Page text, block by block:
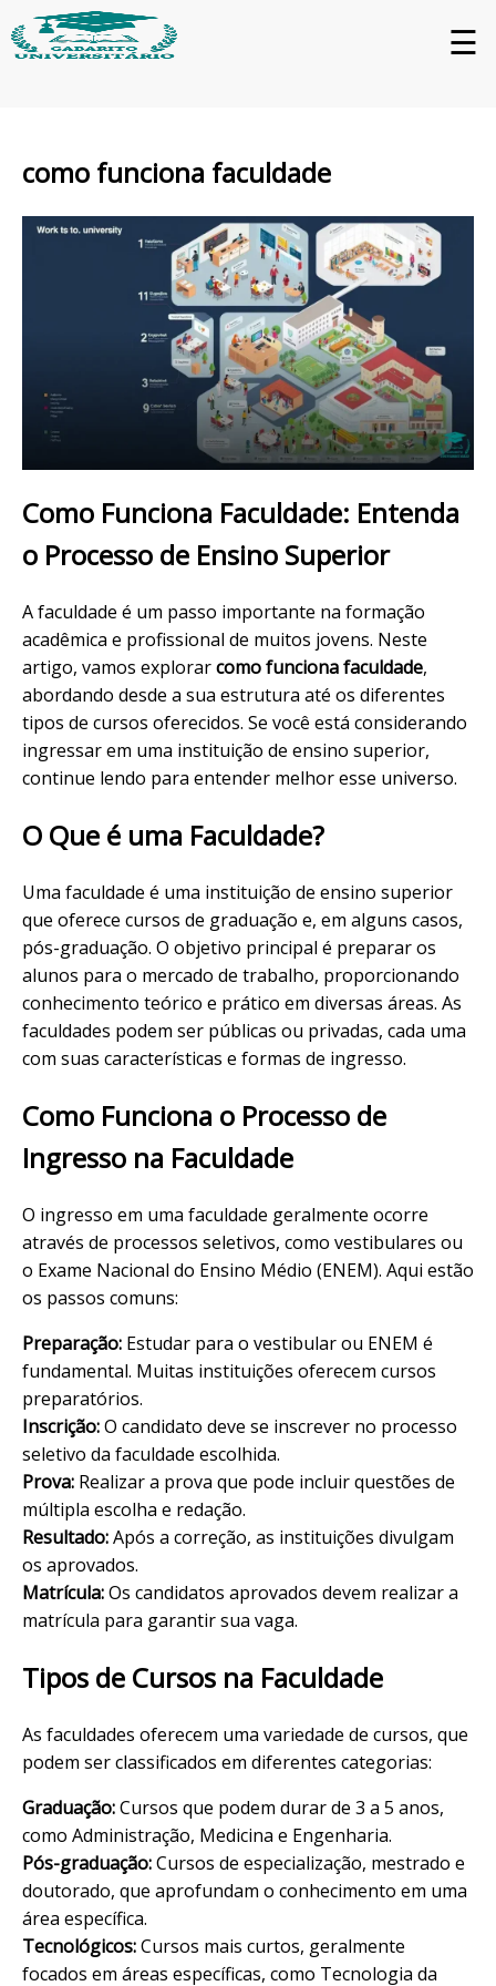
☰
como funciona faculdade
Como Funciona Faculdade: Entenda
o Processo de Ensino Superior
A faculdade é um passo importante na formação
acadêmica e profissional de muitos jovens. Neste
artigo, vamos explorarcomo funciona faculdade,
abordando desde a sua estrutura até os diferentes
tipos de cursos oferecidos. Se você está considerando
ingressar em uma instituição de ensino superior,
continue lendo para entender melhor esse universo.
O Que é uma Faculdade?
Uma faculdade é uma instituição de ensino superior
que oferece cursos de graduação e, em alguns casos,
pós-graduação. O objetivo principal é preparar os
alunos para o mercado de trabalho, proporcionando
conhecimento teórico e prático em diversas áreas. As
faculdades podem ser públicas ou privadas, cada uma
com suas características e formas de ingresso.
Como Funciona o Processo de
Ingresso na Faculdade
O ingresso em uma faculdade geralmente ocorre
através de processos seletivos, como vestibulares ou
o Exame Nacional do Ensino Médio (ENEM). Aqui estão
os passos comuns:
Preparação: Estudar para o vestibular ou ENEM é
fundamental. Muitas instituições oferecem cursos
preparatórios.
Inscrição:O candidato deve se inscrever no processo
seletivo da faculdade escolhida.
Prova: Realizar a prova que pode incluir questões de
múltipla escolha e redação.
Resultado:Após a correção, as instituições divulgam
os aprovados.
Matrícula:Os candidatos aprovados devem realizar a
matrícula para garantir sua vaga.
Tipos de Cursos na Faculdade
As faculdades oferecem uma variedade de cursos, que
podem ser classificados em diferentes categorias:
Graduação:Cursos que podem durar de 3 a 5 anos,
como Administração, Medicina e Engenharia.
Pós-graduação:Cursos de especialização, mestrado e
doutorado, que aprofundam o conhecimento em uma
área específica.
Tecnológicos:Cursos mais curtos, geralmente
focados em áreas específicas, como Tecnologia da